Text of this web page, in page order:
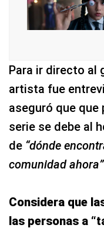
Para ir directo al
artista fue
aseguró que que
serie se debe al
de “dónde
comunidad
Considera que
las personas a